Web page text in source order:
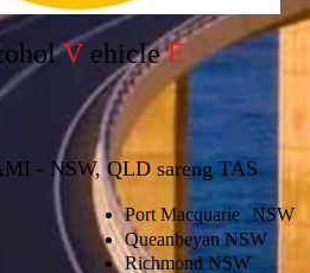
V ehicleE
- NSW, QLD sareng TAS
Port Macquarie NSW
Queanbeyan NSW
Richmond NSW